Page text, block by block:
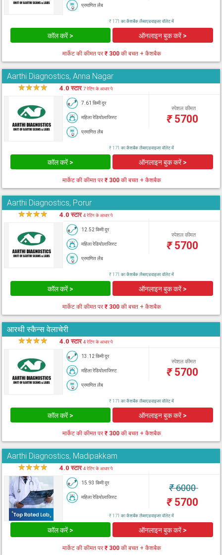
प्रमाणित लैब
₹ 171 का कैशबैक लैब्सएडवाइजर वॉलेट में
कॉल करें > ऑनलाइन बुक करें >
मार्केट की कीमत पर₹ 300की बचत + कैशबैक
Aarthi Diagnostics, Anna Nagar
★★★★ 4.0 स्टार7 रेटिंग के आधार पे
7.61 किमी दूर
महिला रेडियोलाजिस्ट
प्रमाणित लैब
स्पेशल कीमत
₹5700
₹ 171 का कैशबैक लैब्सएडवाइजर वॉलेट में
कॉल करें > ऑनलाइन बुक करें >
मार्केट की कीमत पर₹ 300की बचत + कैशबैक
Aarthi Diagnostics, Porur
★★★★ 4.0 स्टार4 रेटिंग के आधार पे
12.52 किमी दूर
महिला रेडियोलाजिस्ट
प्रमाणित लैब
स्पेशल कीमत
₹5700
₹ 171 का कैशबैक लैब्सएडवाइजर वॉलेट में
कॉल करें > ऑनलाइन बुक करें >
मार्केट की कीमत पर₹ 300की बचत + कैशबैक
आरथी स्कैन्स वेलाचेरी
★★★★ 4.0 स्टार4 रेटिंग के आधार पे
13.12 किमी दूर
महिला रेडियोलाजिस्ट
प्रमाणित लैब
स्पेशल कीमत
₹5700
₹ 171 का कैशबैक लैब्सएडवाइजर वॉलेट में
कॉल करें > ऑनलाइन बुक करें >
मार्केट की कीमत पर₹ 300की बचत + कैशबैक
Aarthi Diagnostics, Madipakkam
★★★★ 4.0 स्टार4 रेटिंग के आधार पे
15.93 किमी दूर
महिला रेडियोलाजिस्ट
₹6000
₹5700
₹ 171 का कैशबैक लैब्सएडवाइजर वॉलेट में
कॉल करें > ऑनलाइन बुक करें >
मार्केट की कीमत पर₹ 300की बचत + कैशबैक